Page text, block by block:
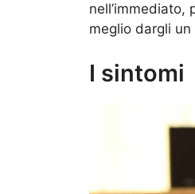
nell’immediato,
meglio dargli
I sintomi